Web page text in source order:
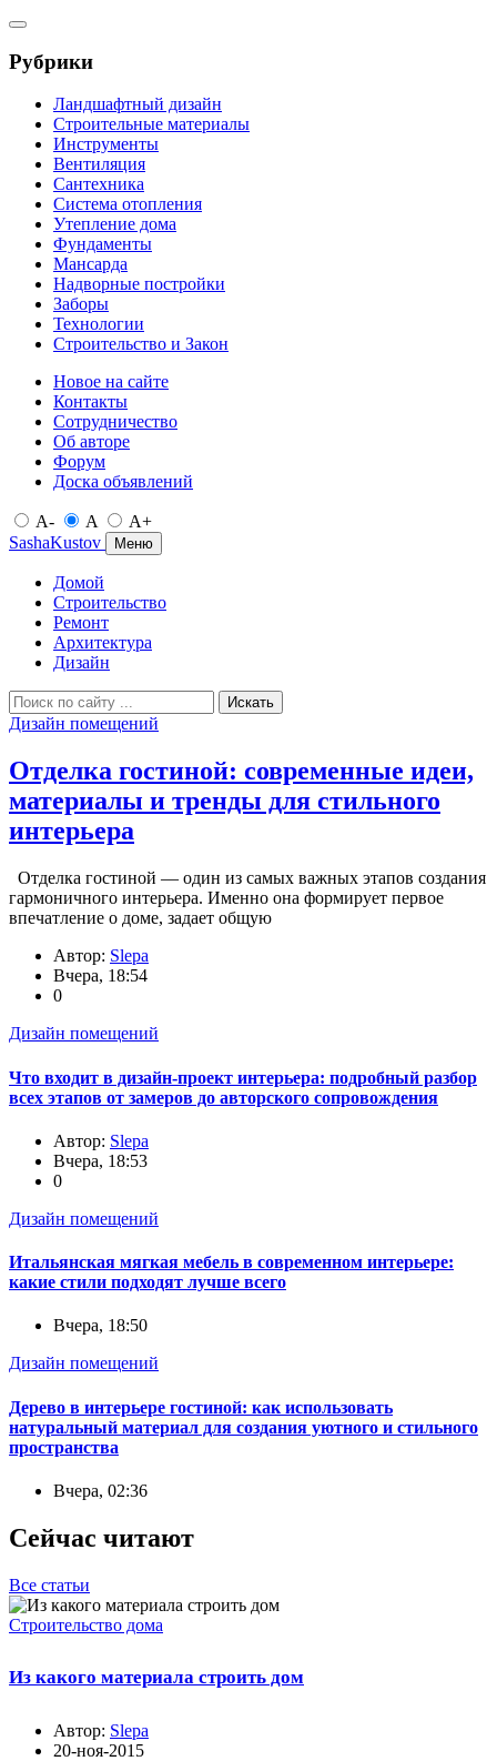
Рубрики
Ландшафтный дизайн
Строительные материалы
Инструменты
Вентиляция
Сантехника
Система отопления
Утепление дома
Фундаменты
Мансарда
Надворные постройки
Заборы
Технологии
Строительство и Закон
Новое на сайте
Контакты
Сотрудничество
Об авторе
Форум
Доска объявлений
A- A
A+
SashaKustov
Меню
Домой
Строительство
Ремонт
Архитектура
Дизайн
Искать
Дизайн помещений
Отделка гостиной: современные идеи,
материалы и тренды для стильного
интерьера
Отделка гостиной — один из самых важных этапов создания
гармоничного интерьера. Именно она формирует первое
впечатление о доме, задает общую
Автор: Slepa
Вчера, 18:54
0
Дизайн помещений
Что входит в дизайн-проект интерьера: подробный разбор
всех этапов от замеров до авторского сопровождения
Автор: Slepa
Вчера, 18:53
0
Дизайн помещений
Итальянская мягкая мебель в современном интерьере:
какие стили подходят лучше всего
Вчера, 18:50
Дизайн помещений
Дерево в интерьере гостиной: как использовать
натуральный материал для создания уютного и стильного
пространства
Вчера, 02:36
Сейчас читают
Все статьи
Строительство дома
Из какого материала строить дом
Автор: Slepa
20-ноя-2015